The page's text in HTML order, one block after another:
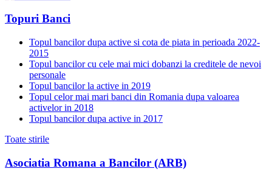
Topuri Banci
Topul bancilor dupa active si cota de piata in perioada 2022-
2015
Topul bancilor cu cele mai mici dobanzi la creditele de nevoi
personale
Topul bancilor la active in 2019
Topul celor mai mari banci din Romania dupa valoarea
activelor in 2018
Topul bancilor dupa active in 2017
Toate stirile
Asociatia Romana a Bancilor (ARB)